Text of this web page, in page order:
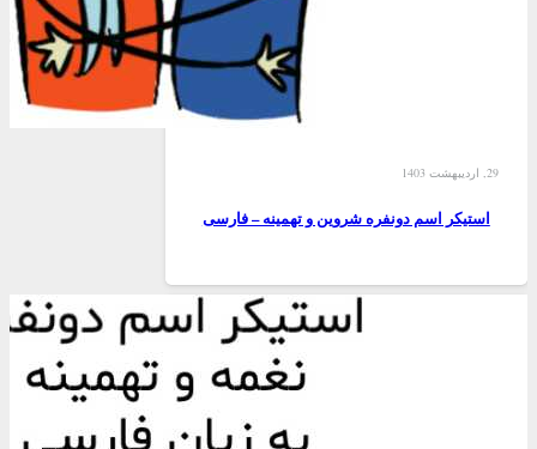
29, اردیبهشت 1403
استیکر اسم دونفره شروین و تهمینه – فارسی